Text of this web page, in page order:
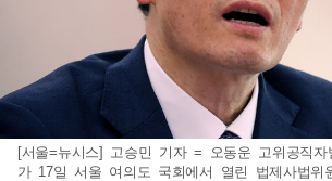
[서울=뉴시스] 고승민 기자 = 오동운 고위공직자
가 17일 서울 여의도 국회에서 열린 법제사법위